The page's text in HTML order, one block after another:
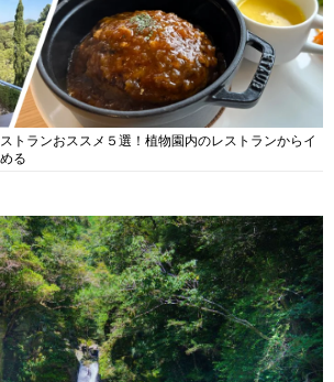
トランおススメ５選！植物園内のレストランからイ
る